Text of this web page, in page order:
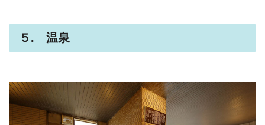
５. 温泉